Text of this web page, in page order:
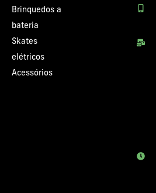
Brinquedos a
bateria
Skates
elétricos
Acessórios